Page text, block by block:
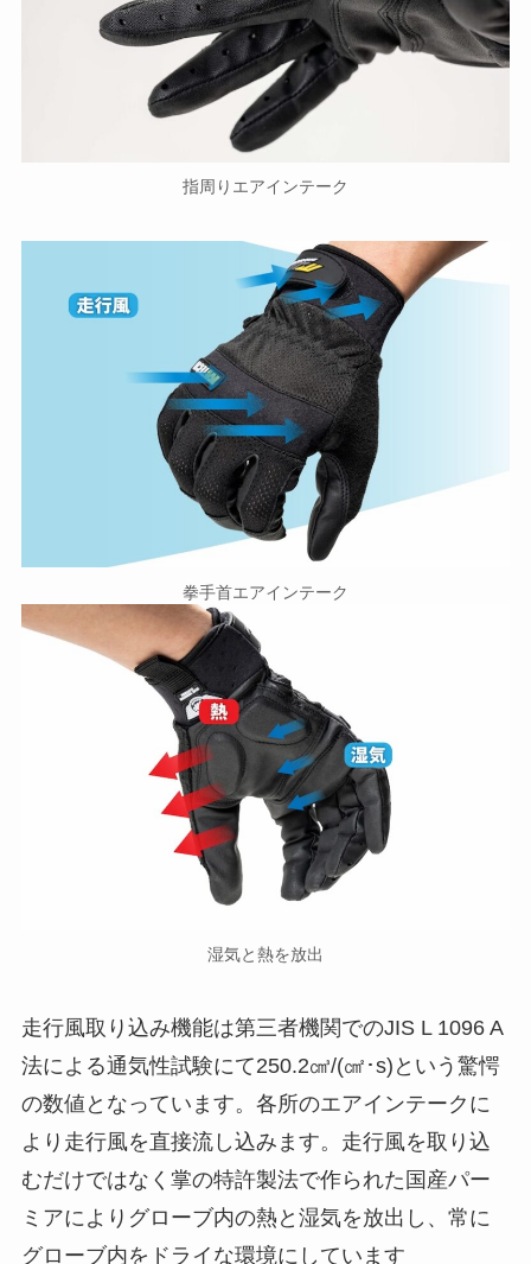
指周りエアインテーク
拳手首エアインテーク
湿気と熱を放出
走行風取り込み機能は第三者機関でのJIS L 1096 A
法による通気性試験にて250.2㎤/(㎠･s)という驚愕
の数値となっています。各所のエアインテークに
より走行風を直接流し込みます。走行風を取り込
むだけではなく掌の特許製法で作られた国産パー
ミアによりグローブ内の熱と湿気を放出し、常に
グローブ内をドライな環境にしています